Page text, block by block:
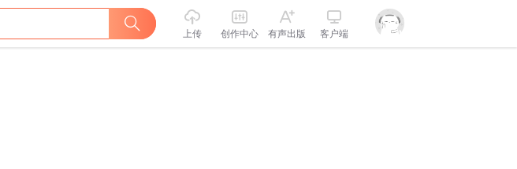
上传 创作中心 有声出版 客户端